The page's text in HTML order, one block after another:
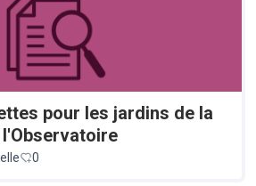
pour les jardins de la
0